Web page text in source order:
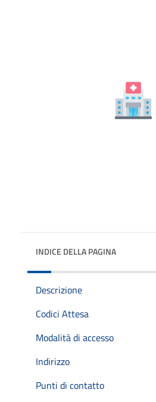
INDICE DELLA PAGINA
Descrizione
Codici Attesa
Modalità di accesso
Indirizzo
Punti di contatto